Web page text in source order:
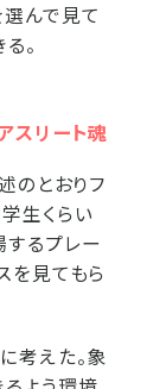
んで見て
。
スリート魂
のとおりフ
生くらい
るプレー
を見てもら
考えた。象